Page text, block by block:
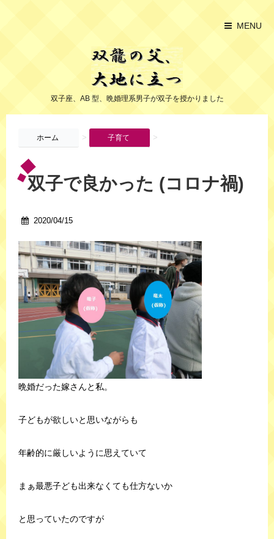
MENU
双子座、AB 型、晩婚理系男子が双子を授かりました
ホーム > 子育て >
双子で良かった (コロナ禍)
2020/04/15
晩婚だった嫁さんと私。
子どもが欲しいと思いながらも
年齢的に厳しいように思えていて
まぁ最悪子ども出来なくても仕方ないか
と思っていたのですが